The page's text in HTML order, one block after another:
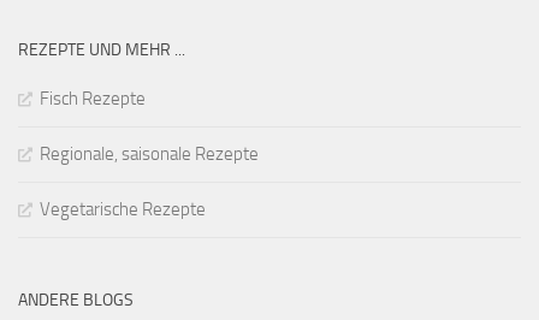
REZEPTE UND MEHR ...
Fisch Rezepte
Regionale, saisonale Rezepte
Vegetarische Rezepte
ANDERE BLOGS